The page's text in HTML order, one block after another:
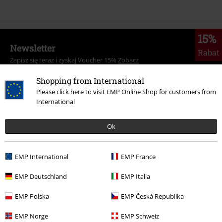
Shopping from International
Please click here to visit EMP Online Shop for customers from
International
Ok
EMP International EMP France
EMP Deutschland EMP Italia
EMP Polska EMP Česká Republika
EMP Norge EMP Schweiz
15%
Rabat
Newsletter
Zapisz się teraz i zyskaj Voucher 15% Zobacz
Niniejszym potwierdzam, że chcę otrzymywać Newsletter EMP i zgadzam
się na to, że E.M.P. Merchandising mbH może przetwarzać moje dane
osobowe i wysyłać mi regularnie informacje o swoich produktach. Moje
dane osobowe będą przetwarzane zgodnie z zapisami
prywatności
. Mogę odwołać swoją zgodę w dowolnym momencie, np.
poprzez kliknięcie w link umożliwiający rezygnację z subskrypcji.
Tutajmożesz zrezygnować z subskrypcji newslettera.